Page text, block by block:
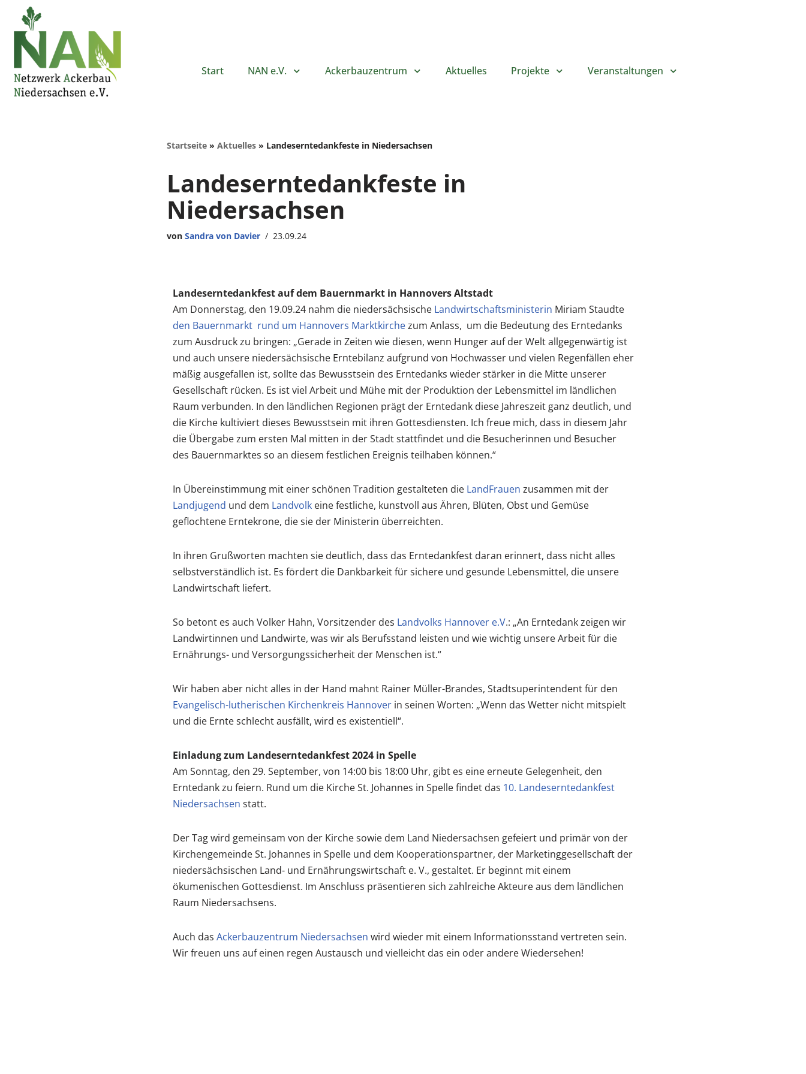
Zum
Inhalt
springen
Start NAN e.V. Ackerbauzentrum Aktuelles Projekte Veranstaltungen
Startseite» Aktuelles» Landeserntedankfeste in Niedersachsen
Landeserntedankfeste in
Niedersachsen
von Sandra von Davier 23.09.24
Landeserntedankfest auf dem Bauernmarkt in Hannovers Altstadt
Am Donnerstag, den 19.09.24 nahm die niedersächsische Landwirtschaftsministerin Miriam Staudte
den Bauernmarkt rund um Hannovers Marktkirchezum Anlass, um die Bedeutung des Erntedanks
zum Ausdruck zu bringen: „Gerade in Zeiten wie diesen, wenn Hunger auf der Welt allgegenwärtig ist
und auch unsere niedersächsische Erntebilanz aufgrund von Hochwasser und vielen Regenfällen eher
mäßig ausgefallen ist, sollte das Bewusstsein des Erntedanks wieder stärker in die Mitte unserer
Gesellschaft rücken. Es ist viel Arbeit und Mühe mit der Produktion der Lebensmittel im ländlichen
Raum verbunden. In den ländlichen Regionen prägt der Erntedank diese Jahreszeit ganz deutlich, und
die Kirche kultiviert dieses Bewusstsein mit ihren Gottesdiensten. Ich freue mich, dass in diesem Jahr
die Übergabe zum ersten Mal mitten in der Stadt stattfindet und die Besucherinnen und Besucher
des Bauernmarktes so an diesem festlichen Ereignis teilhaben können.“
In Übereinstimmung mit einer schönen Tradition gestalteten die LandFrauen zusammen mit der
Landjugend und dem Landvolkeine festliche, kunstvoll aus Ähren, Blüten, Obst und Gemüse
geflochtene Erntekrone, die sie der Ministerin überreichten.
In ihren Grußworten machten sie deutlich, dass das Erntedankfest daran erinnert, dass nicht alles
selbstverständlich ist. Es fördert die Dankbarkeit für sichere und gesunde Lebensmittel, die unsere
Landwirtschaft liefert.
So betont es auch Volker Hahn, Vorsitzender des Landvolks Hannover e.V.: „An Erntedank zeigen wir
Landwirtinnen und Landwirte, was wir als Berufsstand leisten und wie wichtig unsere Arbeit für die
Ernährungs- und Versorgungssicherheit der Menschen ist.“
Wir haben aber nicht alles in der Hand mahnt Rainer Müller-Brandes, Stadtsuperintendent für den
Evangelisch-lutherischen Kirchenkreis Hannoverin seinen Worten: „Wenn das Wetter nicht mitspielt
und die Ernte schlecht ausfällt, wird es existentiell“.
Einladung zum Landeserntedankfest 2024 in Spelle
Am Sonntag, den 29. September, von 14:00 bis 18:00 Uhr, gibt es eine erneute Gelegenheit, den
Erntedank zu feiern. Rund um die Kirche St. Johannes in Spelle findet das 10. Landeserntedankfest
Niedersachsen statt.
Der Tag wird gemeinsam von der Kirche sowie dem Land Niedersachsen gefeiert und primär von der
Kirchengemeinde St. Johannes in Spelle und dem Kooperationspartner, der Marketinggesellschaft der
niedersächsischen Land- und Ernährungswirtschaft e. V., gestaltet. Er beginnt mit einem
ökumenischen Gottesdienst. Im Anschluss präsentieren sich zahlreiche Akteure aus dem ländlichen
Raum Niedersachsens.
Auch das Ackerbauzentrum Niedersachsen wird wieder mit einem Informationsstand vertreten sein.
Wir freuen uns auf einen regen Austausch und vielleicht das ein oder andere Wiedersehen!